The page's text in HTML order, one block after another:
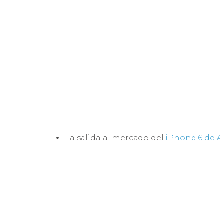
La salida al mercado del iPhone 6 de